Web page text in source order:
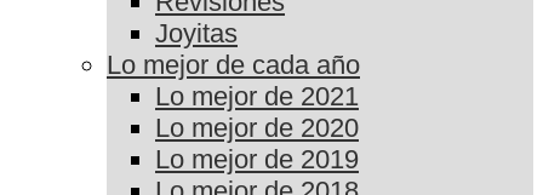
Joyitas
Lo mejor de cada año
Lo mejor de 2021
Lo mejor de 2020
Lo mejor de 2019